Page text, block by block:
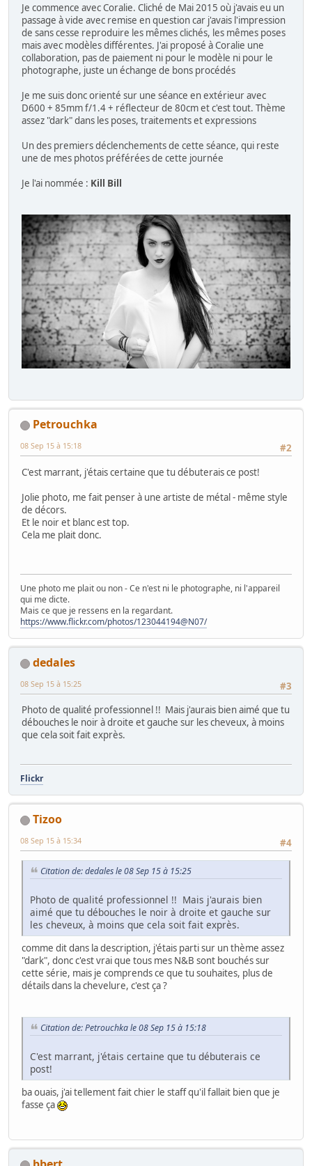
Je commence avec Coralie. Cliché de Mai 2015 où j'avais eu un
passage à vide avec remise en question car j'avais l'impression
de sans cesse reproduire les mêmes clichés, les mêmes poses
mais avec modèles différentes. J'ai proposé à Coralie une
collaboration, pas de paiement ni pour le modèle ni pour le
photographe, juste un échange de bons procédés
Je me suis donc orienté sur une séance en extérieur avec
D600 + 85mm f/1.4 + réflecteur de 80cm et c'est tout. Thème
assez "dark" dans les poses, traitements et expressions
Un des premiers déclenchements de cette séance, qui reste
une de mes photos préférées de cette journée
Je l'ai nommée : Kill Bill
Petrouchka
#2
08 Sep 15 à 15:18
C'est marrant, j'étais certaine que tu débuterais ce post!
Jolie photo, me fait penser à une artiste de métal - même style
de décors.
Et le noir et blanc est top.
Cela me plait donc.
Une photo me plait ou non - Ce n'est ni le photographe, ni l'appareil
qui me dicte.
Mais ce que je ressens en la regardant.
https://www.flickr.com/photos/123044194@N07/
dedales
#3
08 Sep 15 à 15:25
Photo de qualité professionnel !! Mais j'aurais bien aimé que tu
débouches le noir à droite et gauche sur les cheveux, à moins
que cela soit fait exprès.
Flickr
Tizoo
#4
08 Sep 15 à 15:34
Citation de: dedales le 08 Sep 15 à 15:25
Photo de qualité professionnel !! Mais j'aurais bien
aimé que tu débouches le noir à droite et gauche sur
les cheveux, à moins que cela soit fait exprès.
comme dit dans la description, j'étais parti sur un thème assez
"dark", donc c'est vrai que tous mes N&B sont bouchés sur
cette série, mais je comprends ce que tu souhaites, plus de
détails dans la chevelure, c'est ça ?
Citation de: Petrouchka le 08 Sep 15 à 15:18
C'est marrant, j'étais certaine que tu débuterais ce
post!
ba ouais, j'ai tellement fait chier le staff qu'il fallait bien que je
fasse ça